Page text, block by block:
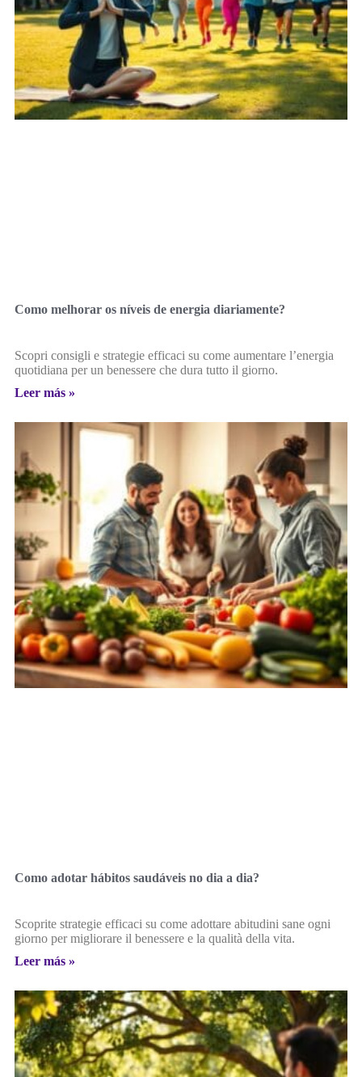
Como melhorar os níveis de energia diariamente?
Scopri consigli e strategie efficaci su come aumentare l’energia
quotidiana per un benessere che dura tutto il giorno.
Leer más »
Como adotar hábitos saudáveis no dia a dia?
Scoprite strategie efficaci su come adottare abitudini sane ogni
giorno per migliorare il benessere e la qualità della vita.
Leer más »